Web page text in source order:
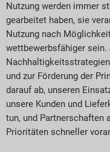
Nutzung werden immer
gearbeitet haben, sie
Nutzung nach
wettbewerbsfähiger sein.
und zur Förderung der
darauf ab, unseren
unsere Kunden und
tun, und Partnerschaften
Prioritäten schneller